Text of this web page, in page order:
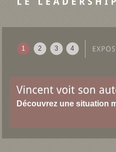
1 2 3 4
Découvrez une situation